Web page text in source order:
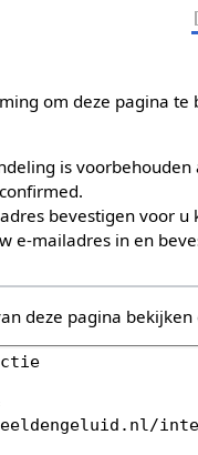
om deze pagina te
is
bevestigen voor u
e-mailadres in en
deze pagina